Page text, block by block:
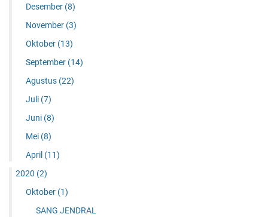
Desember (8)
November (3)
Oktober (13)
September (14)
Agustus (22)
Juli (7)
Juni (8)
Mei (8)
April (11)
2020 (2)
Oktober (1)
SANG JENDRAL